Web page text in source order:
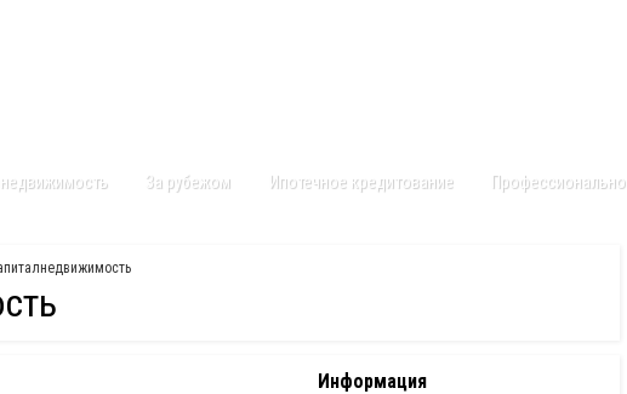
За рубежом Ипотечное кредитование Профессионально
Информация